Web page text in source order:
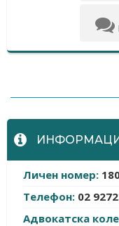
Личен номер:
Телефон: 02
Адвокатска